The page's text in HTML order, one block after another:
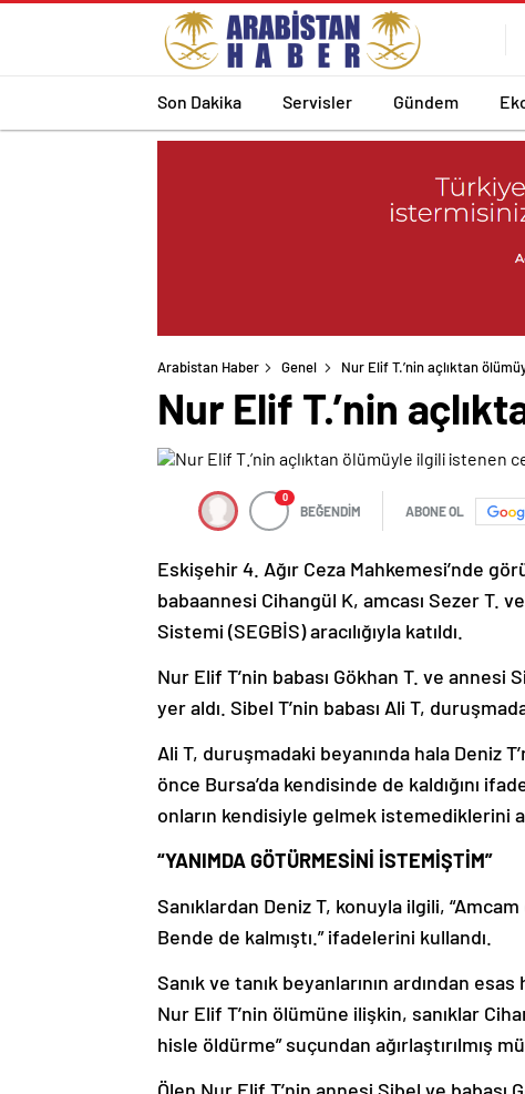
Son Dakika Servisler Gündem
Arabistan Haber Genel Nur Elif T.’nin açlıktan
Nur Elif T.’nin
0
BEĞENDİM ABONE OL
Eskişehir 4. Ağır Ceza Mahkemesi’nde
babaannesi Cihangül K, amcası Sezer T.
Sistemi (SEGBİS) aracılığıyla katıldı.
Nur Elif T’nin babası Gökhan T. ve
yer aldı. Sibel T’nin babası Ali T,
Ali T, duruşmadaki beyanında hala Deniz
önce Bursa’da kendisinde de kaldığını
onların kendisiyle gelmek istemediklerini
“YANIMDA GÖTÜRMESİNİ İSTEMİŞTİM”
Sanıklardan Deniz T, konuyla ilgili,
Bende de kalmıştı.” ifadelerini kullandı.
Sanık ve tanık beyanlarının ardından
Nur Elif T’nin ölümüne ilişkin, sanıklar
hisle öldürme” suçundan ağırlaştırılmış